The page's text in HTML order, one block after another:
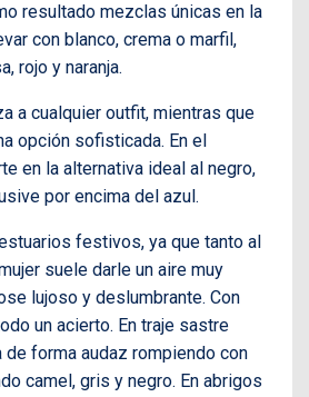
resultado mezclas únicas en la
con blanco, crema o marfil,
rojo y naranja.
a cualquier outfit, mientras que
opción sofisticada. En el
en la alternativa ideal al negro,
por encima del azul.
festivos, ya que tanto al
suele darle un aire muy
lujoso y deslumbrante. Con
un acierto. En traje sastre
de forma audaz rompiendo con
camel, gris y negro. En abrigos